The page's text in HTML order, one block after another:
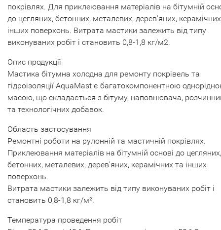
покрівлях. Для приклеювання матеріалів на бітумній
до цегляних, бетонних, металевих, дерев'яних,
інших поверхонь. Витрата мастики залежить від типу
виконуваних робіт і становить 0,8-1,8 кг/м2.
Опис продукції
Мастика бітумна холодна для ремонту покрівель та
гідроізоляції AquaMast є багатокомпонентною
масою, що складається з бітуму, наповнювача,
та технологічних добавок.
Область застосування
Ремонтні роботи на рулонній та мастичній покрівлях.
Приклеювання матеріалів на бітумній основі до цегляних,
бетонних, металевих, дерев'яних, керамічних та інших
поверхонь.
Витрата мастики залежить від типу виконуваних робіт і
становить 0,8-1,8 кг/м².
Температура проведення робіт